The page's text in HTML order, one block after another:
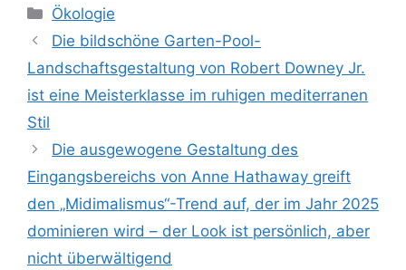
Kategorien
Ökologie
Die bildschöne Garten-Pool-
Landschaftsgestaltung von Robert Downey Jr.
ist eine Meisterklasse im ruhigen mediterranen
Stil
Die ausgewogene Gestaltung des
Eingangsbereichs von Anne Hathaway greift
den „Midimalismus“-Trend auf, der im Jahr 2025
dominieren wird – der Look ist persönlich, aber
nicht überwältigend